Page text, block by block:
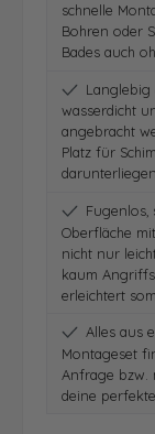
schnelle
Bohren oder
Bades auch
Langlebig
wasserdicht
angebracht
Platz für
Fugenlos,
Oberfläche
nicht nur
kaum
erleichtert
Alles aus
Montageset
Anfrage bzw.
deine